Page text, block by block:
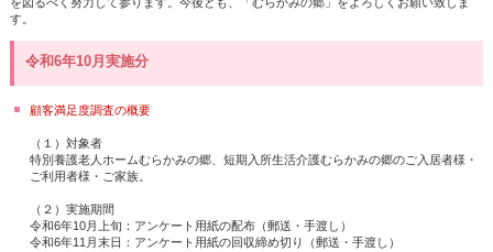
す。
令和6年10月実施分
顧客満足度調査の概要
（１）対象者
特別養護老人ホームむらかみの郷、短期入所生活介護むらかみの郷のご入居者様・
ご利用者様・ご家族。
（２）実施期間
令和6年10月上旬：アンケート用紙の配布（郵送・手渡し）
令和6年11月末日：アンケート用紙の回収締め切り（郵送・手渡し）